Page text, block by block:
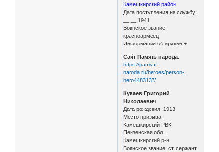
Камешкирский район
Дата поступления на службу:
__.__.1941
Воинское звание:
красноармеец
Информация об архиве +
Сайт Память народа.
https://pamyat-
naroda.ru/heroes/person-
hero4483137/
Куваев Григорий
Николаевич
Дата рождения: 1913
Место призыва:
Камешкирский РВК,
Пензенская обл.,
Камешкирский р-н
Воинское звание: ст. сержант